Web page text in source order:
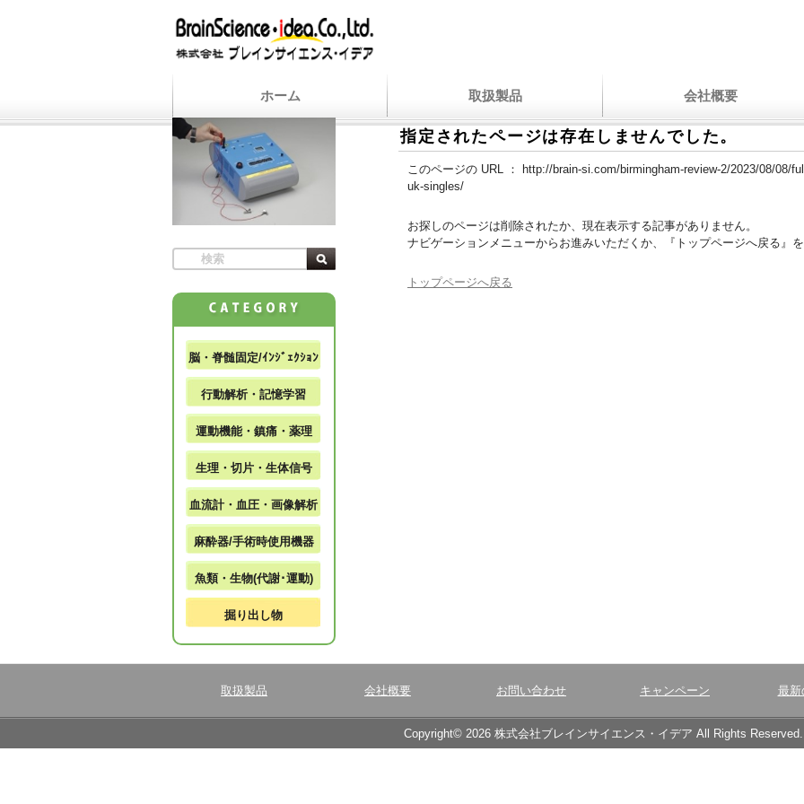
ホーム 取扱製品 会社概要
指定されたページは存在しませんでした。
このページの URL ：
http://brain-si.com/birmingham-review-2/2023/08/08/
uk-singles/
お探しのページは削除されたか、現在表示する記事がありません。
ナビゲーションメニューからお進みいただくか、『トップページへ戻る』を
トップページへ戻る
脳・脊髄固定/ｲﾝｼﾞｪｸｼｮﾝ
行動解析・記憶学習
運動機能・鎮痛・薬理
生理・切片・生体信号
血流計・血圧・画像解析
麻酔器/手術時使用機器
魚類・生物(代謝･運動)
掘り出し物
取扱製品 会社概要 お問い合わせ キャンペーン 最新
Copyright© 2026 株式会社ブレインサイエンス・イデア All Rights Reserved.